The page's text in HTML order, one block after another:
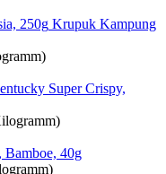
Krupuk Kampung
Super Crispy,
Bamboe, 40g